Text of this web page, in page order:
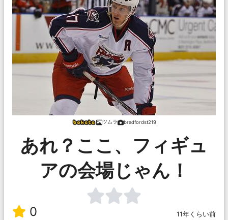
ツムラ bradfordst219
あれ？ここ、フィギュ
アの会場じゃん！
0 11年くらい前